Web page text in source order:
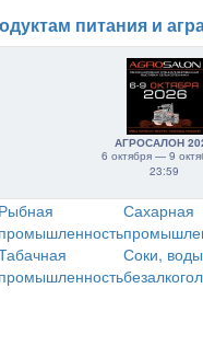
питания и
АГРОСАЛОН
6 октября — 9
23:59
Рыбная
промышленность
Сахарная
промышленность
Соки,